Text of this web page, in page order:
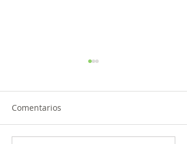
Comentarios